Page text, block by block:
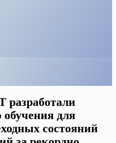
разработали
для
состояний